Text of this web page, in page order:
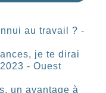
au travail ? -
je te dirai
- Ouest
un avantage à